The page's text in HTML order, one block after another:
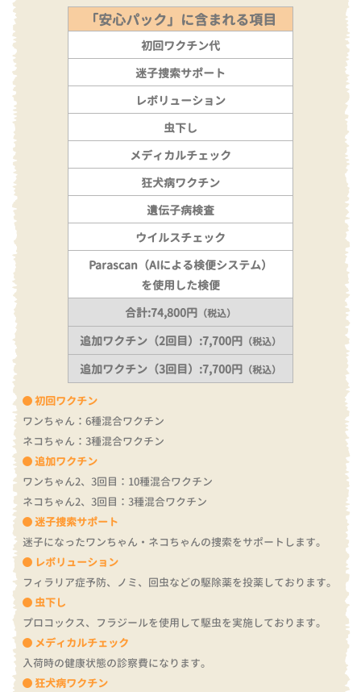
初回ワクチン
ワンちゃん：6種混合ワクチン
ネコちゃん：3種混合ワクチン
追加ワクチン
ワンちゃん2、3回目：10種混合ワクチン
ネコちゃん2、3回目：3種混合ワクチン
迷子捜索サポート
迷子になったワンちゃん・ネコちゃんの捜索をサポートします。
レボリューション
フィラリア症予防、ノミ、回虫などの駆除薬を投薬しております。
虫下し
プロコックス、フラジールを使用して駆虫を実施しております。
メディカルチェック
入荷時の健康状態の診察費になります。
狂犬病ワクチン
「安心パック」に含まれる項目
初回ワクチン代
迷子捜索サポート
レボリューション
虫下し
メディカルチェック
狂犬病ワクチン
遺伝子病検査
ウイルスチェック
Parascan（AIによる検便システム）
を使用した検便
合計:74,800円 （税込）
追加ワクチン（2回目）:7,700円 （税込）
追加ワクチン（3回目）:7,700円 （税込）